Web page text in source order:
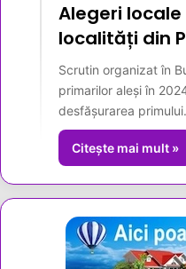
Alegeri
localități din
Scrutin organizat în
primarilor aleși în
desfășurarea
Citește mai mult »